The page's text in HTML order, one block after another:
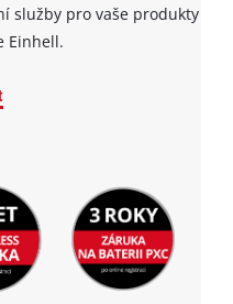
služby pro vaše produkty
Einhell.